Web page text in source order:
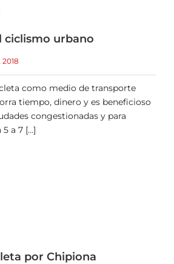
ciclismo urbano
como medio de transporte
tiempo, dinero y es beneficioso
congestionadas y para
a 7 [...]
por Chipiona